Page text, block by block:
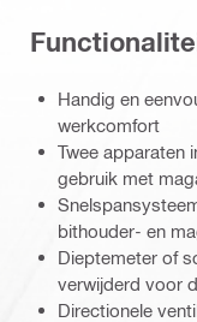
Handig en
werkcomfort
Twee apparaten
gebruik met
bithouder- en
Dieptemeter of
verwijderd voor
Directionele